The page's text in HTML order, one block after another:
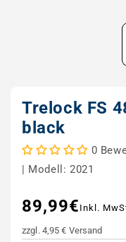
Trelock FS
black
0
| Modell: 2021
Normaler Preis
89,99€ Inkl.
zzgl. 4,95 € Versand